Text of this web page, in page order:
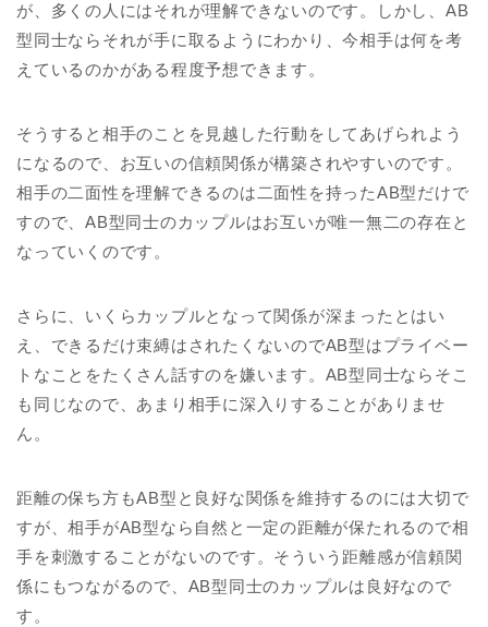
が、多くの人にはそれが理解できないのです。しかし、AB
型同士ならそれが手に取るようにわかり、今相手は何を考
えているのかがある程度予想できます。
そうすると相手のことを見越した行動をしてあげられよう
になるので、お互いの信頼関係が構築されやすいのです。
相手の二面性を理解できるのは二面性を持ったAB型だけで
すので、AB型同士のカップルはお互いが唯一無二の存在と
なっていくのです。
さらに、いくらカップルとなって関係が深まったとはい
え、できるだけ束縛はされたくないのでAB型はプライベー
トなことをたくさん話すのを嫌います。AB型同士ならそこ
も同じなので、あまり相手に深入りすることがありませ
ん。
距離の保ち方もAB型と良好な関係を維持するのには大切で
すが、相手がAB型なら自然と一定の距離が保たれるので相
手を刺激することがないのです。そういう距離感が信頼関
係にもつながるので、AB型同士のカップルは良好なので
す。